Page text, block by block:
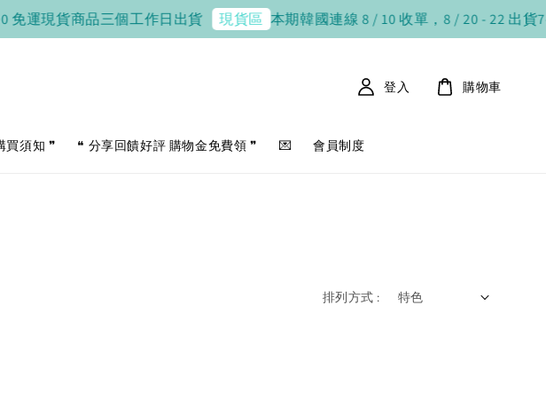
免運現貨商品三個工作日出貨 現貨區 本期韓國連線 8 / 10 收單，8 / 20 - 22 出貨
買須知 ❞ ❝ 分享回饋好評 購物金免費領 ❞ 💌 會員制度
登入 購物車
排列方式 :